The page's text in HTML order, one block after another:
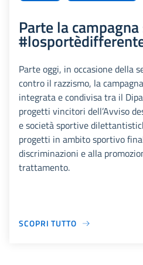
Parte la
Parte oggi, in occasione della
contro il razzismo, la
integrata e condivisa tra il
progetti vincitori dell’Avviso
e società sportive
progetti in ambito sportivo
discriminazioni e alla
trattamento.
SCOPRI TUTTO